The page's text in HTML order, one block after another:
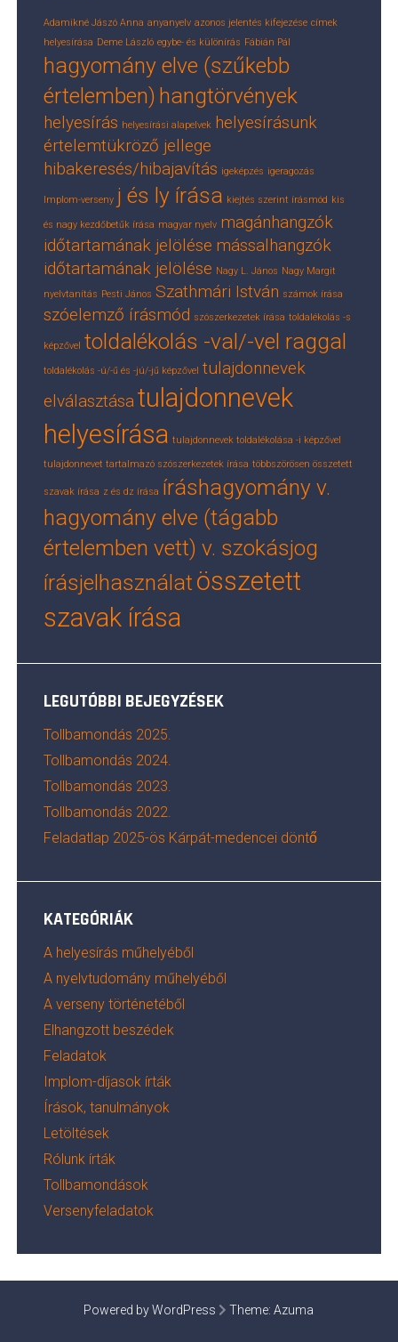
Adamikné Jászó Anna anyanyelv azonos jelentés kifejezése címek
helyesírása Deme László egybe- és különírás Fábián Pál
hagyomány elve (szűkebb
értelemben) hangtörvények
helyesírás helyesírási alapelvek helyesírásunk
értelemtükröző jellege
hibakeresés/hibajavítás igeképzés igeragozás
Implom-verseny j és ly írása kiejtés szerint írásmód kis
és nagy kezdőbetűk írása magyar nyelv magánhangzók
időtartamának jelölése mássalhangzók
időtartamának jelölése Nagy L. János Nagy Margit
nyelvtanítás Pesti János Szathmári István számok írása
szóelemző írásmód szószerkezetek írása toldalékolás -s
képzővel toldalékolás -val/-vel raggal
toldalékolás -ú/-ű és -jú/-jű képzővel tulajdonnevek
elválasztásatulajdonnevek
helyesírása tulajdonnevek toldalékolása -i képzővel
tulajdonnevet tartalmazó szószerkezetek írása többszörösen összetett
szavak írása z és dz írása íráshagyomány v.
hagyomány elve (tágabb
értelemben vett) v. szokásjog
írásjelhasználatösszetett
szavak írása
LEGUTÓBBI BEJEGYZÉSEK
Tollbamondás 2025.
Tollbamondás 2024.
Tollbamondás 2023.
Tollbamondás 2022.
Feladatlap 2025-ös Kárpát-medencei döntő
KATEGÓRIÁK
A helyesírás műhelyéből
A nyelvtudomány műhelyéből
A verseny történetéből
Elhangzott beszédek
Feladatok
Implom-díjasok írták
Írások, tanulmányok
Letöltések
Rólunk írták
Tollbamondások
Versenyfeladatok
Powered by WordPress Theme:Azuma